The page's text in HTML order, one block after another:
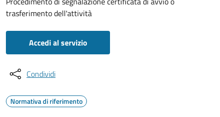
trasferimento dell'attività
Accedi al servizio
Condividi
Normativa di riferimento